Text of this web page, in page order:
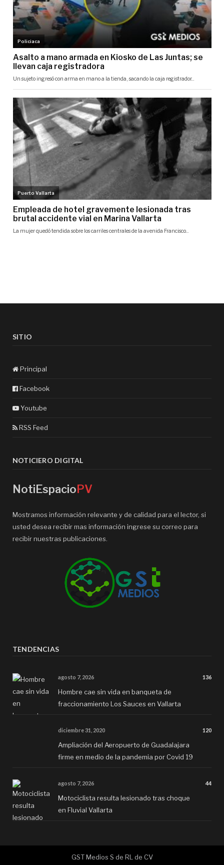
SITIO
Principal
Facebook
Youtube
RSS Feed
NOTICIERO DIGITAL
NotiEspacioPV
Mostramos información relevante y de calidad para el lector, si
usted desea recibir mas información ingrese su correo para
recibir nuestras publicaciones.
TENDENCIAS
agosto 7, 2026 136
Hombre cae sin vida en banqueta de
fraccionamiento Los Sauces en Vallarta
diciembre 31, 2020 120
Ampliación del Aeropuerto de Guadalajara
firme en medio de la pandemia por Covid 19
agosto 7, 2026 44
Motociclista resulta lesionado tras choque
en Fluvial Vallarta
GST Medios S de RL de CV